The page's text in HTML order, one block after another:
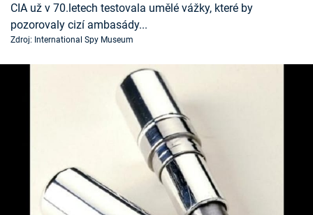
CIA už v 70.letech testovala umělé vážky, které by
pozorovaly cizí ambasády...
Zdroj: International Spy Museum